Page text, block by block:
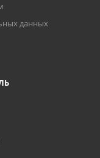
данных